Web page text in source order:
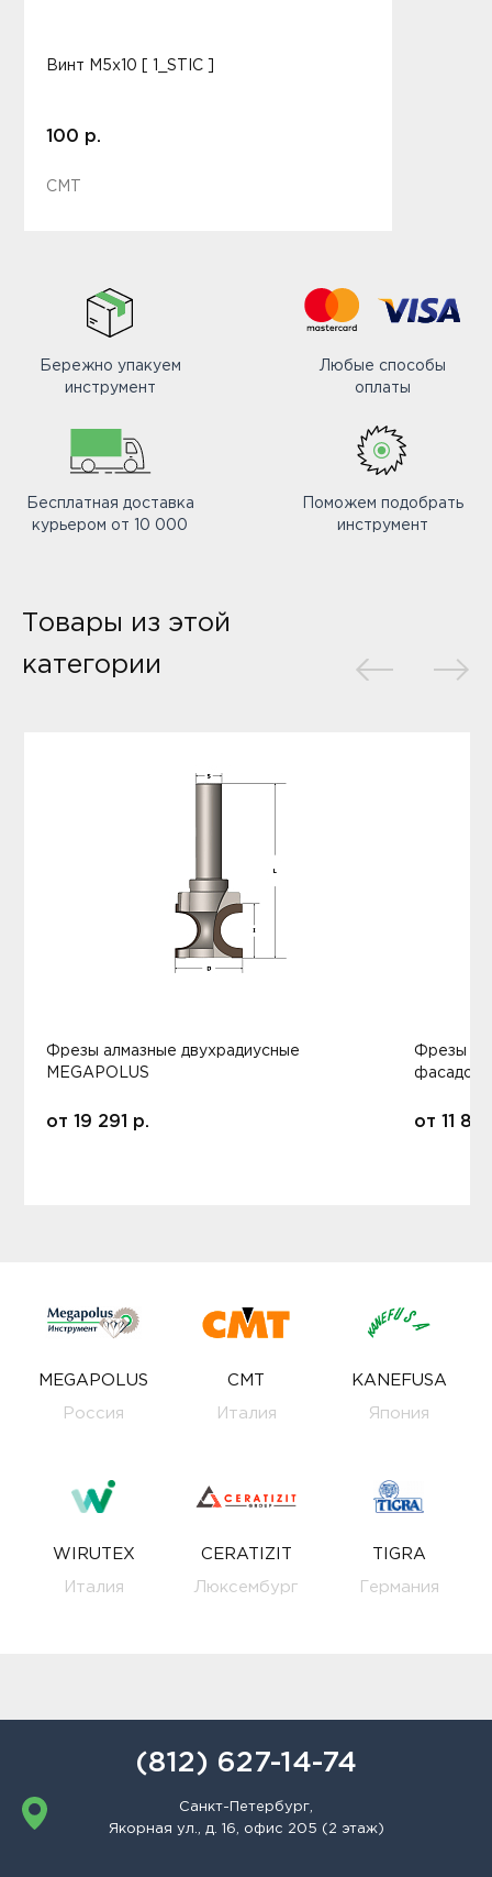
Винт M5x10 [ 1_STIC ]
100 р.
CMT
Бережно упакуем
инструмент
Любые способы
оплаты
Бесплатная доставка
курьером от 10 000
Поможем подобрать
инструмент
Товары из этой
категории
Фрезы алмазные двухрадиусные
MEGAPOLUS
от 19 291 р.
Фрезы
фасадов
от 11
MEGAPOLUS
Россия
CMT
Италия
KANEFUSA
Япония
WIRUTEX
Италия
CERATIZIT
Люксембург
TIGRA
Германия
(812) 627-14-74
Санкт-Петербург,
Якорная ул., д. 16, офис 205 (2 этаж)